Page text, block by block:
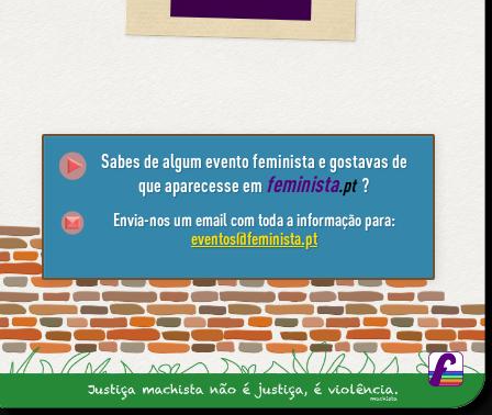
Sabes de algum evento feminista e gostavas de
que aparecesse em feminista.pt ?
Envia-nos um email com toda a informação para:
eventos@feminista.pt